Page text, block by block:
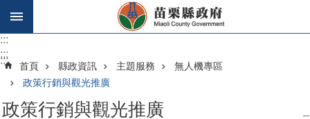
跳到主要內容區塊
:::
:::
::: 首頁 縣政資訊 主題服務
無人機專區
政策行銷與觀光推廣
政策行銷與觀光推廣